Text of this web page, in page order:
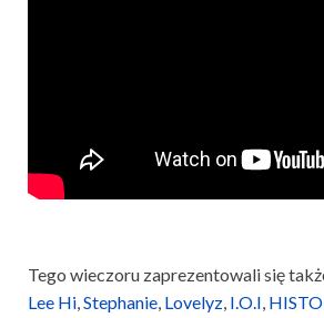
Tego wieczoru zaprezentowali się
Lee Hi,Stephanie, Lovelyz, I.O.I,